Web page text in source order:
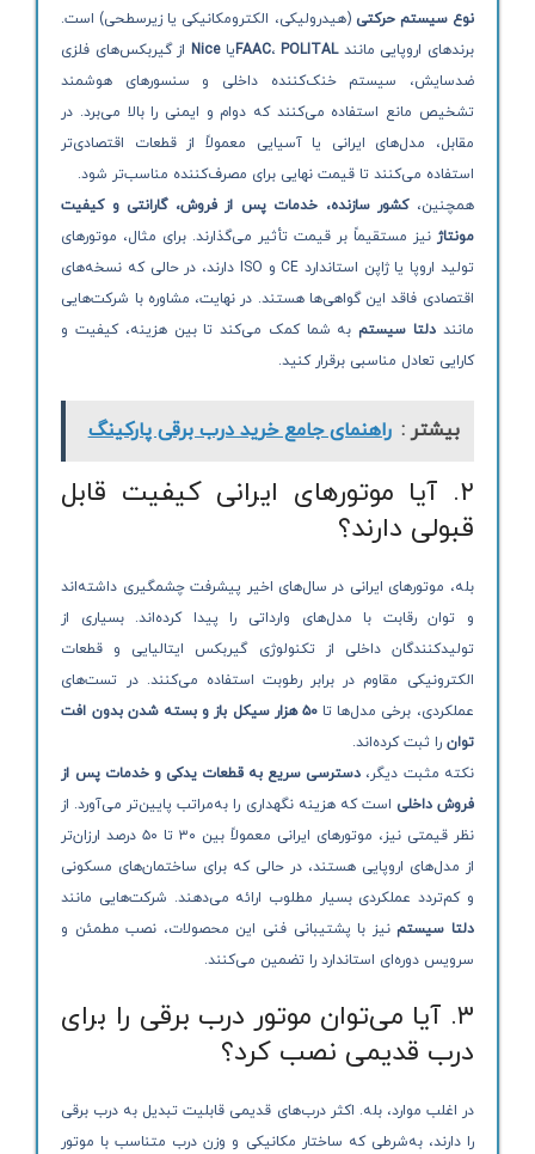
نوع سیستم حرکتی (هیدرولیکی، الکترومکانیکی یا زیرسطحی) است.
برندهای اروپایی مانند
FAAC،POLITAL یاNice از گیربکس‌های فلزی
ضدسایش، سیستم خنک‌کننده داخلی و سنسورهای هوشمند
تشخیص مانع استفاده می‌کنند که دوام و ایمنی را بالا می‌برد. در
مقابل، مدل‌های ایرانی یا آسیایی معمولاً از قطعات اقتصادی‌تر
استفاده می‌کنند تا قیمت نهایی برای مصرف‌کننده مناسب‌تر شود.
همچنین،کشور سازنده، خدمات پس از فروش، گارانتی و کیفیت
مونتاژ نیز مستقیماً بر قیمت تأثیر می‌گذارند. برای مثال، موتورهای
تولید اروپا یا ژاپن استاندارد CE و ISO دارند، در حالی که نسخه‌های
اقتصادی فاقد این گواهی‌ها هستند. در نهایت، مشاوره با شرکت‌هایی
ماننددلتا سیستم به شما کمک می‌کند تا بین هزینه، کیفیت و
کارایی تعادل مناسبی برقرار کنید.
بیشتر : راهنمای جامع خرید درب برقی پارکینگ
۲. آیا موتورهای ایرانی کیفیت قابل
قبولی دارند؟
بله، موتورهای ایرانی در سال‌های اخیر پیشرفت چشمگیری داشته‌اند
و توان رقابت با مدل‌های وارداتی را پیدا کرده‌اند. بسیاری از
تولیدکنندگان داخلی از تکنولوژی گیربکس ایتالیایی و قطعات
الکترونیکی مقاوم در برابر رطوبت استفاده می‌کنند. در تست‌های
عملکردی، برخی مدل‌ها تا
۵۰ هزار سیکل باز و بسته شدن بدون افت
توان را ثبت کرده‌اند.
نکته مثبت دیگر، دسترسی سریع به قطعات یدکی و خدمات پس از
فروش داخلی است که هزینه نگهداری را به‌مراتب پایین‌تر می‌آورد. از
نظر قیمتی نیز، موتورهای ایرانی معمولاً بین ۳۰ تا ۵۰ درصد ارزان‌تر
از مدل‌های اروپایی هستند، در حالی که برای ساختمان‌های مسکونی
و کم‌تردد عملکردی بسیار مطلوب ارائه می‌دهند. شرکت‌هایی مانند
دلتا سیستم نیز با پشتیبانی فنی این محصولات، نصب مطمئن و
سرویس دوره‌ای استاندارد را تضمین می‌کنند.
۳. آیا می‌توان موتور درب برقی را برای
درب قدیمی نصب کرد؟
در اغلب موارد، بله. اکثر درب‌های قدیمی قابلیت تبدیل به درب برقی
را دارند، به‌شرطی که ساختار مکانیکی و وزن درب متناسب با موتور